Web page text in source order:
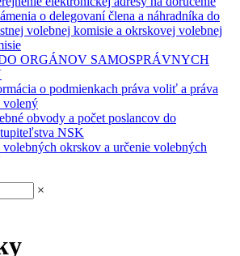
o delegovaní člena a náhradníka do
volebnej komisie a okrskovej volebnej
ORGÁNOV SAMOSPRÁVNYCH
o podmienkach práva voliť a práva
obvody a počet poslancov do
NSK
okrskov a určenie volebných
×